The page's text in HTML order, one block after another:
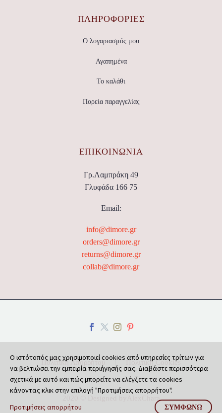
ΠΛΗΡΟΦΟΡΙΕΣ
Ο λογαριασμός μου
Αγαπημένα
Το καλάθι
Πορεία παραγγελίας
ΕΠΙΚΟΙΝΩΝΊΑ
Γρ.Λαμπράκη 49
Γλυφάδα 166 75
Email:
info@dimore.gr
orders@dimore.gr
returns@dimore.gr
collab@dimore.gr
Πολιτική Απορρήτου Πολιτική Cookies
AlexChara
Ο ιστότοπός μας χρησιμοποιεί cookies από υπηρεσίες τρίτων για
να βελτιώσει την εμπειρία περιήγησής σας. Διαβάστε περισσότερα
σχετικά με αυτό και πώς μπορείτε να ελέγξετε τα cookies
κάνοντας κλικ στην επιλογή "Προτιμήσεις απορρήτου".
Προτιμήσεις απορρήτου
ΣΥΜΦΩΝΏ